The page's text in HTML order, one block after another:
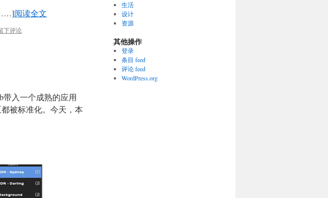
阅读全文
下评论
带入一个成熟的应用
被标准化。今天，本
生活
设计
资源
其他操作
登录
条目 feed
评论 feed
WordPress.org